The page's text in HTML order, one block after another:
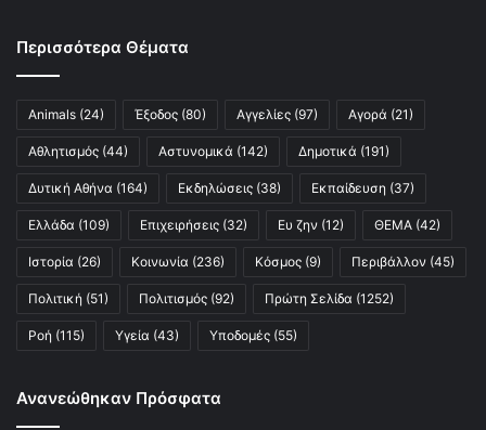
Περισσότερα Θέματα
Animals (24) Έξοδος (80) Αγγελίες (97) Αγορά (21)
Αθλητισμός (44) Αστυνομικά (142) Δημοτικά (191)
Δυτική Αθήνα (164) Εκδηλώσεις (38) Εκπαίδευση (37)
Ελλάδα (109) Επιχειρήσεις (32) Ευ ζην (12) ΘΕΜΑ (42)
Ιστορία (26) Κοινωνία (236) Κόσμος (9) Περιβάλλον (45)
Πολιτική (51) Πολιτισμός (92) Πρώτη Σελίδα (1252)
Ροή (115) Υγεία (43) Υποδομές (55)
Ανανεώθηκαν Πρόσφατα